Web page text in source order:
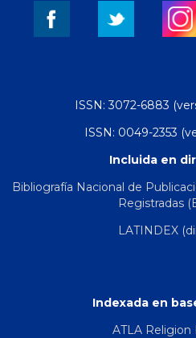
ISSN: 3072-6883
ISSN: 0049-2353
Incluida en
Bibliografía Nacional de
Registradas
LATINDEX
Indexada en
ATLA Religion